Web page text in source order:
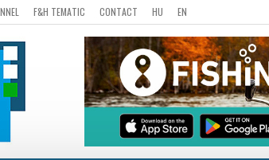
F&H TEMATIC CONTACT HU EN